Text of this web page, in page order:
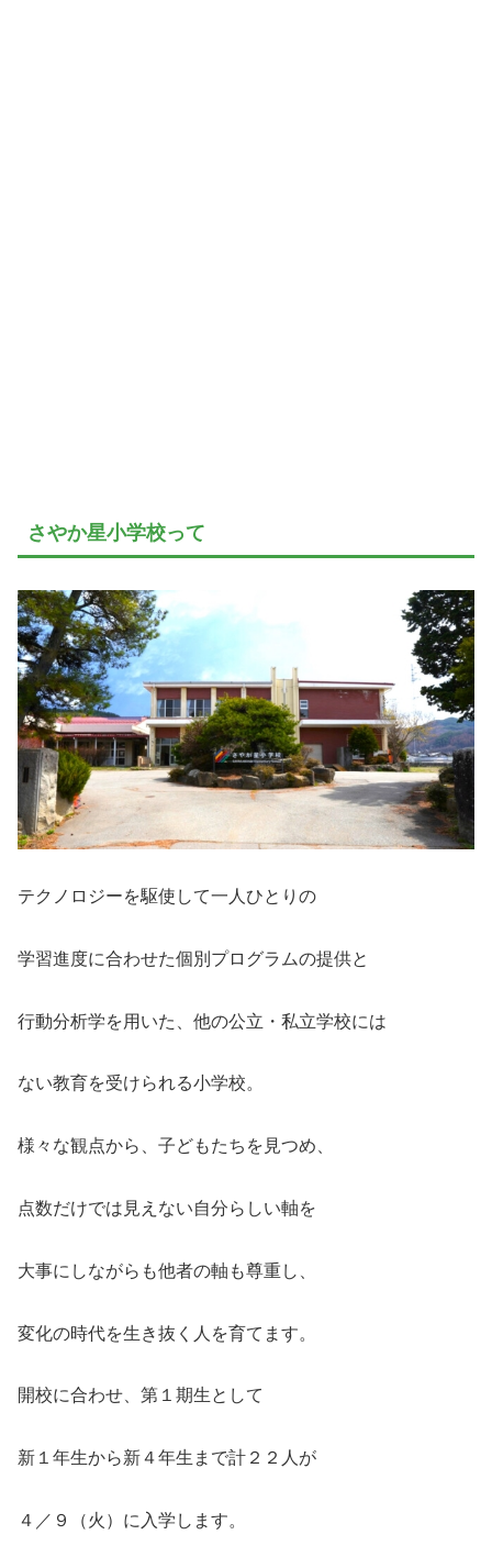
さやか星小学校って
テクノロジーを駆使して一人ひとりの
学習進度に合わせた個別プログラムの提供と
行動分析学を用いた、他の公立・私立学校には
ない教育を受けられる小学校。
様々な観点から、子どもたちを見つめ、
点数だけでは見えない自分らしい軸を
大事にしながらも他者の軸も尊重し、
変化の時代を生き抜く人を育てます。
開校に合わせ、第１期生として
新１年生から新４年生まで計２２人が
４／９（火）に入学します。